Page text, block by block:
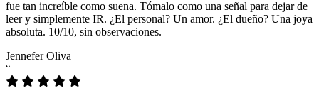
fue tan increíble como suena. Tómalo como una señal para dejar de
leer y simplemente IR. ¿El personal? Un amor. ¿El dueño? Una joya
absoluta. 10/10, sin observaciones.
Jennefer Oliva
“